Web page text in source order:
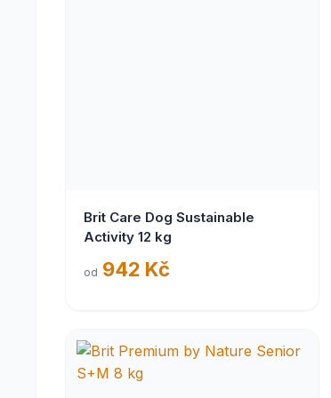
Brit Care Dog Sustainable
Activity 12 kg
od 942 Kč